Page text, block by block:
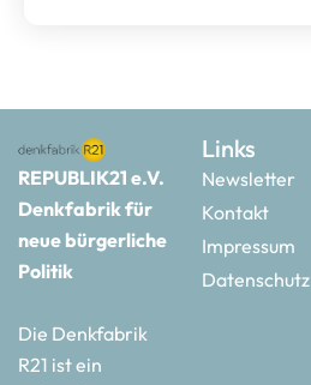
REPUBLIK21 e.V.
Denkfabrik für
neue bürgerliche
Politik
Die Denkfabrik
R21 ist ein
Links
Newsletter
Kontakt
Impressum
Datenschutz